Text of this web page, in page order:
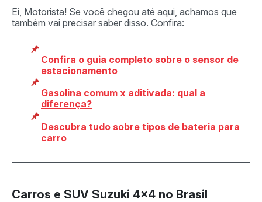
Ei, Motorista! Se você chegou até aqui, achamos que
também vai precisar saber disso. Confira:
Confira o guia completo sobre o sensor de
estacionamento
Gasolina comum x aditivada: qual a
diferença?
Descubra tudo sobre tipos de bateria para
carro
Carros e SUV Suzuki 4×4 no Brasil